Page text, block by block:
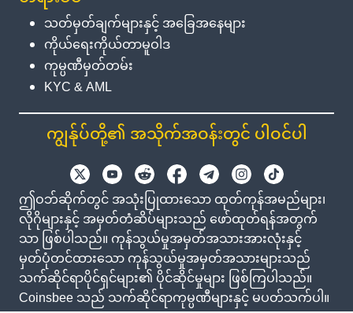
သတ်မှတ်ချက်များနှင့် အခြေအနေများ
ကိုယ်ရေးကိုယ်တာမူဝါဒ
ကုမ္ပဏီမှတ်တမ်း
KYC & AML
ကျွန်ုပ်တို့၏ အသိုက်အဝန်းတွင် ပါဝင်ပါ
ဤဝဘ်ဆိုက်တွင် အသုံးပြုထားသော ထုတ်ကုန်အမည်များ၊
လိုဂိုများနှင့် အမှတ်တံဆိပ်များသည် ဖော်ထုတ်ရန်အတွက်
သာ ဖြစ်ပါသည်။ ကုန်သွယ်မှုအမှတ်အသားအားလုံးနှင့်
မှတ်ပုံတင်ထားသော ကုန်သွယ်မှုအမှတ်အသားများသည်
သက်ဆိုင်ရာပိုင်ရှင်များ၏ ပိုင်ဆိုင်မှုများ ဖြစ်ကြပါသည်။
Coinsbee သည် သက်ဆိုင်ရာကုမ္ပဏီများနှင့် မပတ်သက်ပါ။